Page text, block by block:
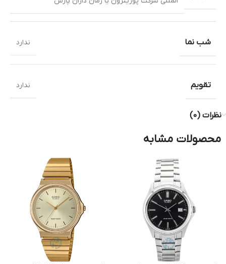
شب نما ندارد
تقویم ندارد
نظرات (0)
محصولات مشابه